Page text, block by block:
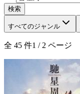
検索
すべてのジャンル
全 45 件1 / 2 ページ